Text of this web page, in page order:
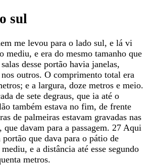
sul
me levou para o lado sul, e lá vi
o mediu, e era do mesmo tamanho que
salas desse portão havia janelas,
nos outros. O comprimento total era
; e a largura, doze metros e meio.
de sete degraus, que ia até o
também estava no fim, de frente
de palmeiras estavam gravadas nas
, que davam para a passagem. 27 Aqui
portão que dava para o pátio de
mediu, e a distância até esse segundo
metros.